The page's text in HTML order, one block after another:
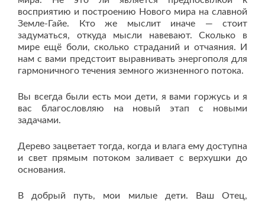
восприятию и построению Нового мира на славной
Земле-Гайе. Кто же мыслит иначе — стоит
задуматься, откуда мысли навевают. Сколько в
мире ещё боли, сколько страданий и отчаяния. И
нам с вами предстоит выравнивать энергополя для
гармоничного течения земного жизненного потока.
Вы всегда были есть мои дети, я вами горжусь и я
вас благословляю на новый этап с новыми
задачами.
Дерево зацветает тогда, когда и влага ему доступна
и свет прямым потоком заливает с верхушки до
основания.
В добрый путь, мои милые дети. Ваш Отец,